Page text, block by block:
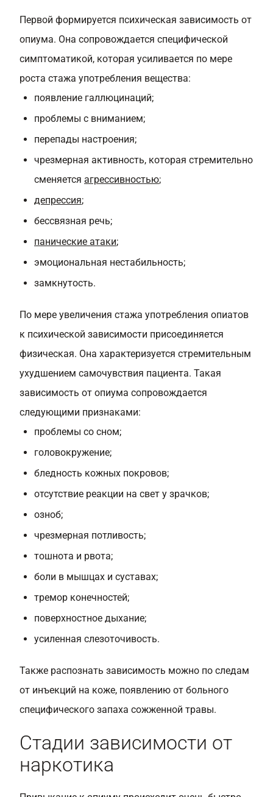
Первой формируется психическая зависимость от
опиума. Она сопровождается специфической
симптоматикой, которая усиливается по мере
роста стажа употребления вещества:
появление галлюцинаций;
проблемы с вниманием;
перепады настроения;
чрезмерная активность, которая стремительно
сменяется агрессивностью;
депрессия;
бессвязная речь;
панические атаки;
эмоциональная нестабильность;
замкнутость.
По мере увеличения стажа употребления опиатов
к психической зависимости присоединяется
физическая. Она характеризуется стремительным
ухудшением самочувствия пациента. Такая
зависимость от опиума сопровождается
следующими признаками:
проблемы со сном;
головокружение;
бледность кожных покровов;
отсутствие реакции на свет у зрачков;
озноб;
чрезмерная потливость;
тошнота и рвота;
боли в мышцах и суставах;
тремор конечностей;
поверхностное дыхание;
усиленная слезоточивость.
Также распознать зависимость можно по следам
от инъекций на коже, появлению от больного
специфического запаха сожженной травы.
Стадии зависимости от
наркотика